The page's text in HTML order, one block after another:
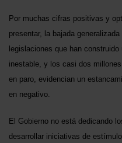
Por muchas cifras positivas y
presentar, la bajada
legislaciones que han
inestable, y los casi dos
en paro, evidencian un
en negativo.
El Gobierno no está dedicando
desarrollar iniciativas de